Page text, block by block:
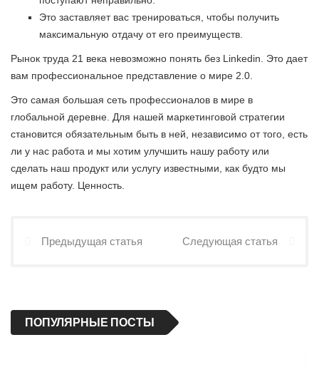
Это заставляет вас тренироваться, чтобы получить
максимальную отдачу от его преимуществ.
Рынок труда 21 века невозможно понять без Linkedin. Это дает
вам профессиональное представление о мире 2.0.
Это самая большая сеть профессионалов в мире в
глобальной деревне. Для нашей маркетинговой стратегии
становится обязательным быть в ней, независимо от того, есть
ли у нас работа и мы хотим улучшить нашу работу или
сделать наш продукт или услугу известными, как будто мы
ищем работу. Ценность.
Предыдущая статья Следующая статья
ПОПУЛЯРНЫЕ ПОСТЫ